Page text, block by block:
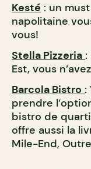
Kesté : un must
napolitaine
vous!
Stella Pizzeria :
Est, vous
Barcola Bistro :
prendre
bistro de
offre aussi la
Mile-End,